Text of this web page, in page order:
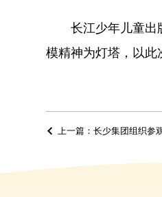
长江少年儿童出
模精神为灯塔，以此
上一篇：长少集团组织参观第十一届“